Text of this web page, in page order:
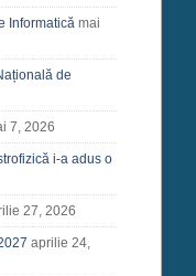
Informatică mai
de
7, 2026
i-a adus o
27, 2026
aprilie 24,